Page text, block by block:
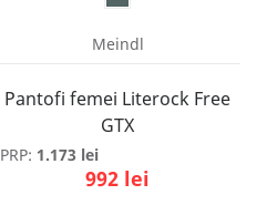
Meindl
Pantofi femei Literock Free
GTX
PRP: 1.173 lei
992 lei